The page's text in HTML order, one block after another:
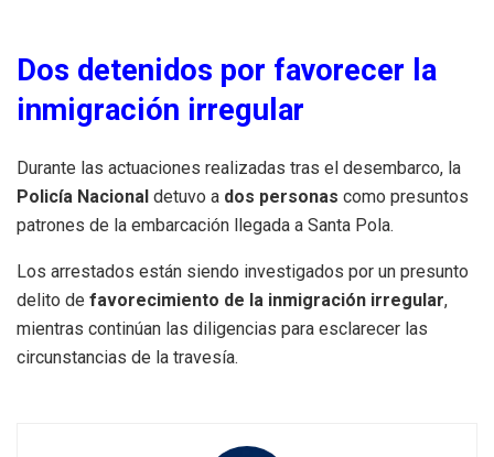
Dos detenidos por favorecer la
inmigración irregular
Durante las actuaciones realizadas tras el desembarco, la
Policía Nacional detuvo a dos personas como presuntos
patrones de la embarcación llegada a Santa Pola.
Los arrestados están siendo investigados por un presunto
delito de favorecimiento de la inmigración irregular,
mientras continúan las diligencias para esclarecer las
circunstancias de la travesía.